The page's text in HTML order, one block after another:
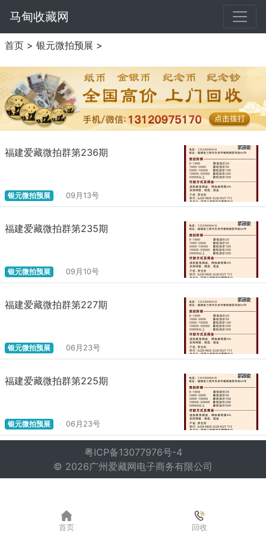
马甸收藏网
首页 > 银元微拍预展 >
福建爱藏微拍群第236期
银元微拍预展 09月13号
福建爱藏微拍群第235期
银元微拍预展 09月10号
福建爱藏微拍群第227期
银元微拍预展 06月23号
福建爱藏微拍群第225期
银元微拍预展 06月23号
粤ICP备13077976号-4
© 2026广州爱藏网电子商务有限公司
首页 回收